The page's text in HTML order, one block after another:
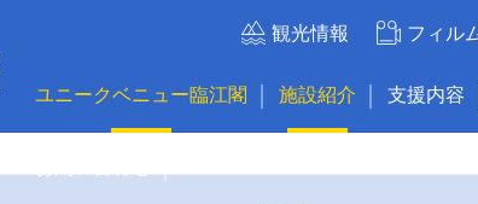
観光情報 フィル
ユニークベニュー臨江閣 施設紹介 支援内容